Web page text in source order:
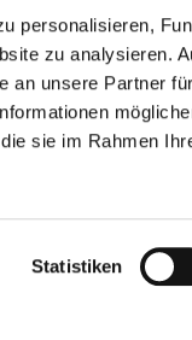
personalisieren,
zu analysieren.
an unsere Partner
sie im Rahmen
Statistiken